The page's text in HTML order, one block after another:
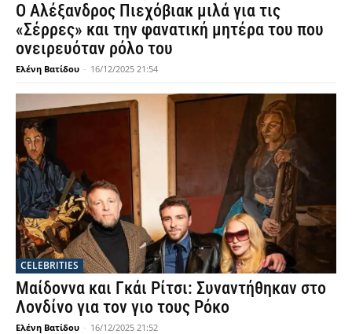
Ο Αλέξανδρος Πιεχόβιακ μιλά για τις
«Σέρρες» και την φανατική μητέρα του που
ονειρευόταν ρόλο του
Ελένη Βατίδου - 16/12/2025 21:54
CELEBRITIES
Μαίδοννα και Γκάι Ρίτσι: Συναντήθηκαν στο
Λονδίνο για τον γιο τους Ρόκο
Ελένη Βατίδου - 16/12/2025 21:52